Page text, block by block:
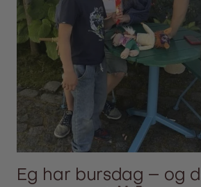
Eg har bursdag – og